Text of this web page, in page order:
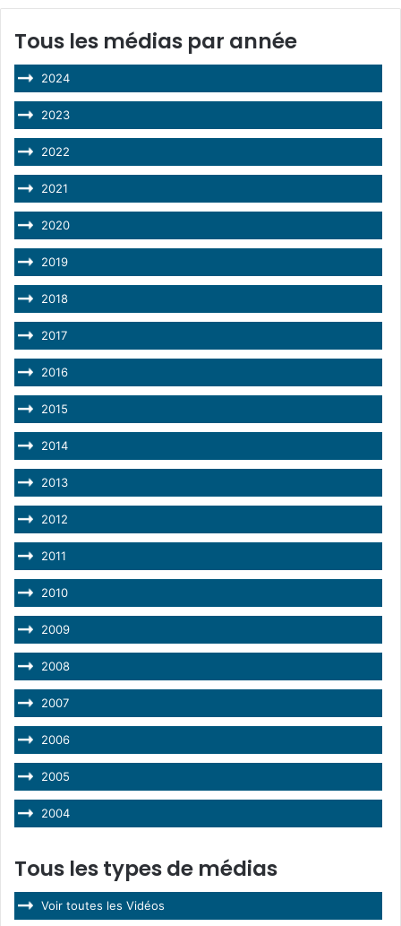
Tous les médias par année
2024
2023
2022
2021
2020
2019
2018
2017
2016
2015
2014
2013
2012
2011
2010
2009
2008
2007
2006
2005
2004
Tous les types de médias
Voir toutes les Vidéos